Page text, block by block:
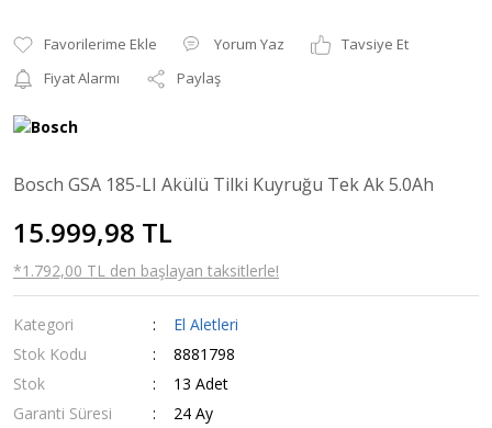
Yorum Yaz
Tavsiye Et
Fiyat Alarmı
Paylaş
Bosch GSA 185-LI Akülü Tilki Kuyruğu Tek Ak 5.0Ah
15.999,98 TL
*1.792,00 TL den başlayan taksitlerle!
Kategori
El Aletleri
Stok Kodu
8881798
Stok
13 Adet
Garanti Süresi
24 Ay